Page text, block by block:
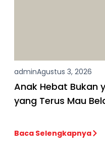
adminAgustus 3, 2026
Anak Hebat Bukan
yang Terus Mau
Baca Selengkapnya